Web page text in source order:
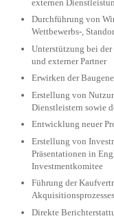
externen
Durchführung von
Wettbewerbs-,
Unterstützung bei
und externer Partner
Erwirken der
Erstellung von
Dienstleistern sowie
Entwicklung neuer
Erstellung von
Präsentationen in
Investmentkomitee
Führung der
Akquisitionsprozesses
Direkte